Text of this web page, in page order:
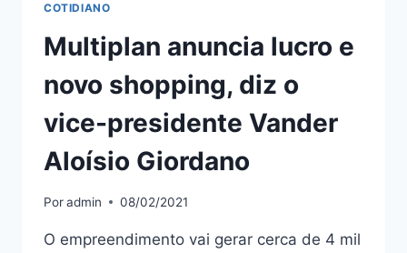
COTIDIANO
Multiplan anuncia lucro e
novo shopping, diz o
vice-presidente Vander
Aloísio Giordano
Poradmin 08/02/2021
O empreendimento vai gerar cerca de 4 mil